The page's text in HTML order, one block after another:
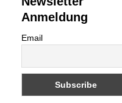
Anmeldung
Email